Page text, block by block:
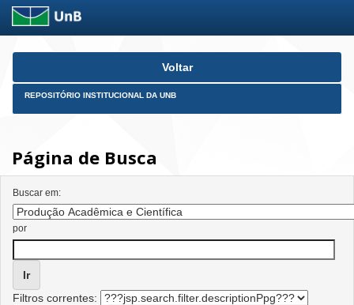
Skip
Voltar
REPOSITÓRIO INSTITUCIONAL DA UNB
Página de Busca
Buscar em:
por
Filtros correntes: